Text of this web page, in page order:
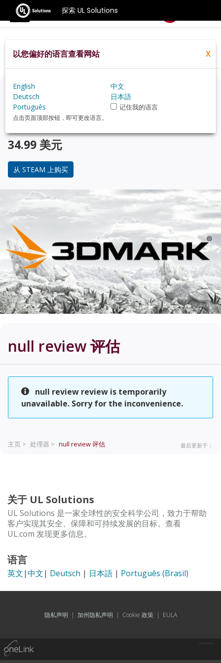
探索 UL Solutions
基准测试
Home Zh Hans Hardware Null+review
正在考虑升级？
使用 3DMark 游戏玩家的基准测试，来了解您的 PC 与
null review在性能上的对比。
34.99 美元
从 STEAM 上购买
null review评估
null review review is temporarily
unavailable. Sorry for the inconvenience.
主页 > 处理器 > null review评估 最后更新于：
关于 UL Solutions
UL Solutions 是一家全球性的安全科学公司，致力于帮助
客户实现其安全、保障和可持续发展的目标。查看
UL.com 发现更多信息。
语言
英文|中文| Deutsch | 日本語 | Português (Brasil)
隐私声明 | 加州隐私声明 | Cookie 政策| EULA
以您偏好的语言查看网站 X
English
中文
Deutsch
日本語
Português
记住我的语言
点击页面顶部按钮，即可更改语言。